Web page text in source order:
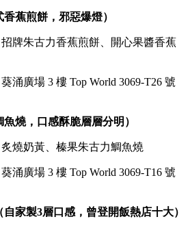
蕉煎餅，邪惡爆燈）
招牌朱古力香蕉煎餅、開心果醬香蕉
葵涌廣場 3 樓 Top World 3069-T26 號
魚燒，口感酥脆層層分明）
炙燒奶黃、榛果朱古力鯛魚燒
葵涌廣場 3 樓 Top World 3069-T16 號
家製3層口感，曾登開飯熱店十大）